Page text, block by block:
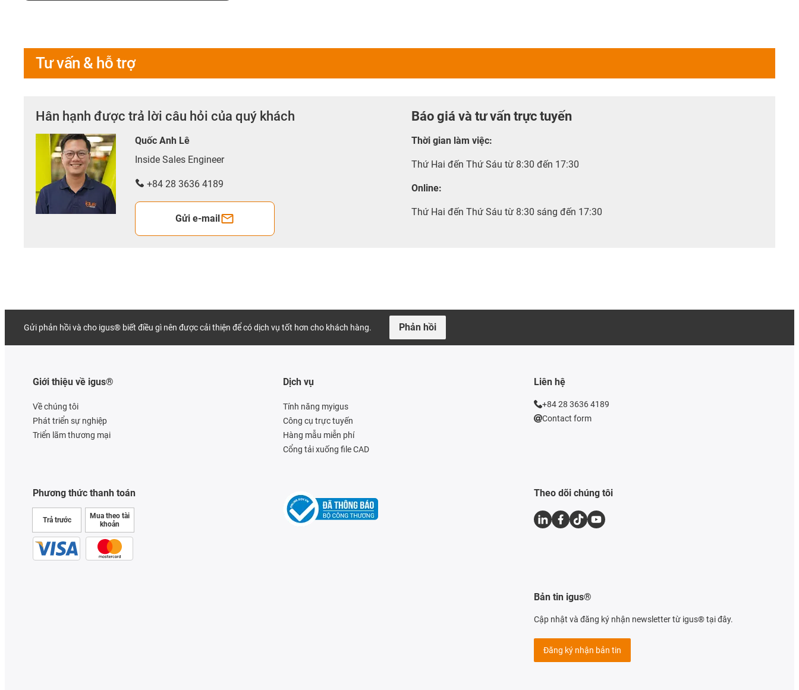
Tư vấn & hỗ trợ
Hân hạnh được trả lời câu hỏi của quý khách
Quốc Anh Lê
Inside Sales Engineer
+84 28 3636 4189
Gửi e-mail
Báo giá và tư vấn trực tuyến
Thời gian làm việc:
Thứ Hai đến Thứ Sáu từ 8:30 đến 17:30
Online:
Thứ Hai đến Thứ Sáu từ 8:30 sáng đến 17:30
Gửi phản hồi và cho igus® biết điều gì nên được cải thiện để có dịch vụ tốt hơn cho khách hàng. Phản hồi
Giới thiệu về igus®
Về chúng tôi
Phát triển sự nghiệp
Triển lãm thương mại
Phương thức thanh toán
Trả trước
Mua theo tài
khoản
Dịch vụ
Tính năng myigus
Công cụ trực tuyến
Hàng mẫu miễn phí
Cổng tải xuống file CAD
Liên hệ
+84 28 3636 4189
Contact form
Theo dõi chúng tôi
Bản tin igus®
Cập nhật và đăng ký nhận newsletter từ igus® tại đây.
Đăng ký nhận bản tin